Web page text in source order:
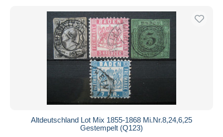
Altdeutschland Lot Mix 1855-1868 Mi.Nr.8,24,6,25
Gestempelt (Q123)